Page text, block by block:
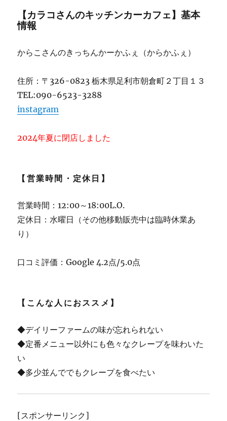
【カラコさんのキッチンカーカフェ】基本
情報
からこさんのきっちんかーかふぇ（からかふぇ）
住所：〒326-0823 栃木県足利市朝倉町２丁目１３
TEL:090-6523-3288
instagram
2024年夏に閉店しました
【営業時間・定休日】
営業時間：12:00～18:00L.O.
定休日：水曜日（その他移動販売中は臨時休業あ
り）
口コミ評価：Google 4.2点/5.0点
【こんな人におススメ】
◆デイリーファームの味が忘れられない
◆定番メニュー以外にも色々なクレープを味わいた
い
◆多少並んででもクレープを食べたい
[スポンサーリンク]